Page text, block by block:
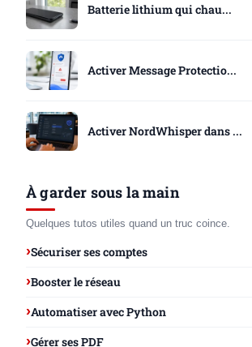
Batterie lithium qui chau...
Activer Message Protectio...
Activer NordWhisper dans ...
À garder sous la main
Quelques tutos utiles quand un truc coince.
Sécuriser ses comptes
Booster le réseau
Automatiser avec Python
Gérer ses PDF